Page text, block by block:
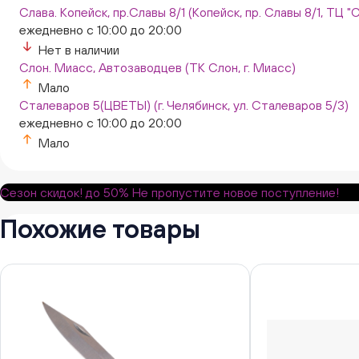
Слава. Копейск, пр.Славы 8/1 (Копейск, пр. Славы 8/1, ТЦ
ежедневно с 10:00 до 20:00
Нет в наличии
Слон. Миасс, Автозаводцев (ТК Слон, г. Миасс)
Мало
Сталеваров 5(ЦВЕТЫ) (г. Челябинск, ул. Сталеваров 5/3)
ежедневно с 10:00 до 20:00
Мало
Сезон скидок! до 50% Не пропустите новое поступление!
Похожие товары